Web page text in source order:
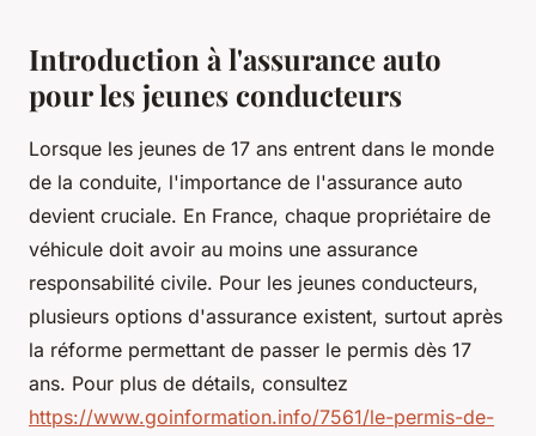
Introduction à l'assurance auto
pour les jeunes conducteurs
Lorsque les jeunes de 17 ans entrent dans le monde
de la conduite, l'importance de l'assurance auto
devient cruciale. En France, chaque propriétaire de
véhicule doit avoir au moins une assurance
responsabilité civile. Pour les jeunes conducteurs,
plusieurs options d'assurance existent, surtout après
la réforme permettant de passer le permis dès 17
ans. Pour plus de détails, consultez
https://www.goinformation.info/7561/le-permis-de-